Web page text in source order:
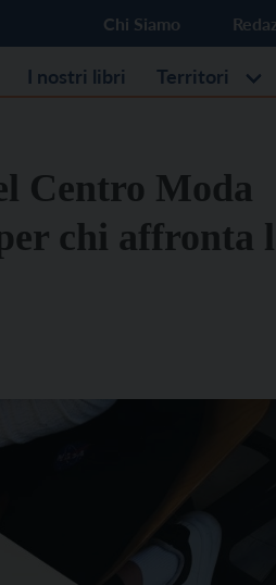
Chi Siamo
I nostri libri Territori
Centro Moda
chi affronta